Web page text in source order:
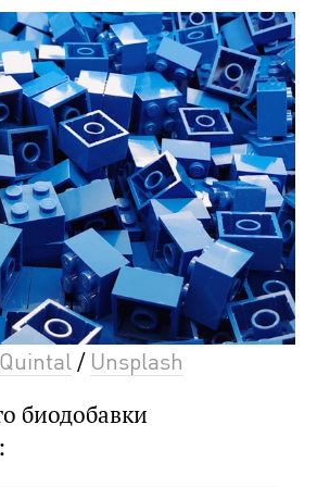
/ Unsplash
биодобавки